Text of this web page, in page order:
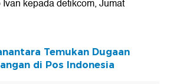
kepada detikcom, Jumat
Temukan Dugaan
di Pos Indonesia